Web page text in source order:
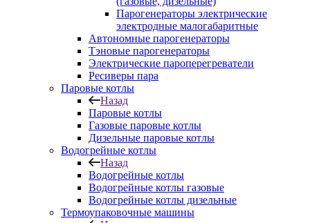
Парогенераторы электрические
электродные малогабаритные
Автономные парогенераторы
Тэновые парогенераторы
Электрические пароперегреватели
Ресиверы пара
Паровые котлы
Назад
Паровые котлы
Газовые паровые котлы
Дизельные паровые котлы
Водогрейные котлы
Назад
Водогрейные котлы
Водогрейные котлы газовые
Водогрейные котлы дизельные
Термоупаковочные машины